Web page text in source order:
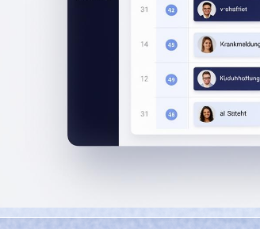
des Ausfallmanager-Dashboards: KI-